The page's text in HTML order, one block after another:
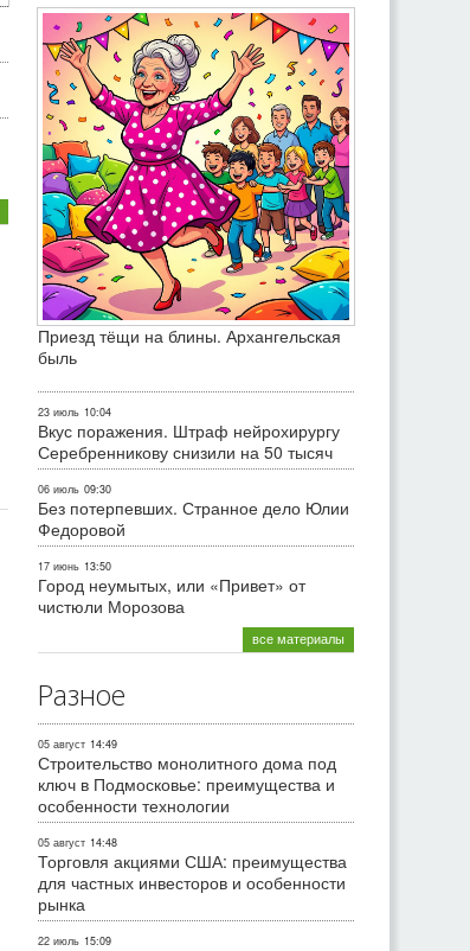
Приезд тёщи на блины. Архангельская
быль
23 июль 10:04
Вкус поражения. Штраф нейрохирургу
Серебренникову снизили на 50 тысяч
06 июль 09:30
Без потерпевших. Странное дело Юлии
Федоровой
17 июнь 13:50
Город неумытых, или «Привет» от
чистюли Морозова
все материалы
Разное
05 август 14:49
Строительство монолитного дома под
ключ в Подмосковье: преимущества и
особенности технологии
05 август 14:48
Торговля акциями США: преимущества
для частных инвесторов и особенности
рынка
22 июль 15:09